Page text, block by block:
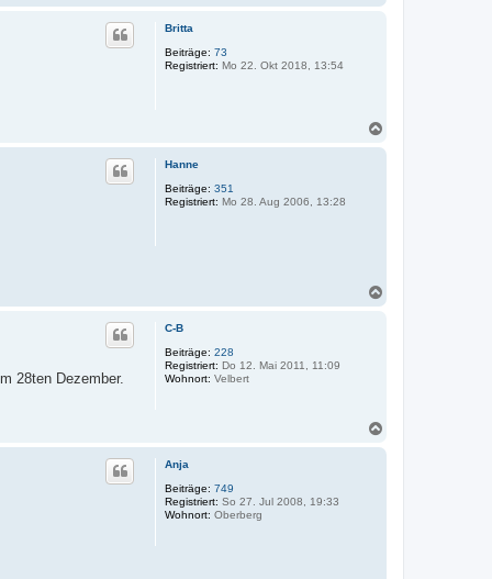
Britta
Beiträge: 73
Registriert: Mo 22. Okt 2018, 13:54
Hanne
Beiträge: 351
Registriert: Mo 28. Aug 2006, 13:28
C-B
Beiträge: 228
Registriert: Do 12. Mai 2011, 11:09
Wohnort: Velbert
28ten Dezember.
Anja
Beiträge: 749
Registriert: So 27. Jul 2008, 19:33
Wohnort: Oberberg